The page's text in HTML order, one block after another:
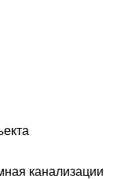
канализации